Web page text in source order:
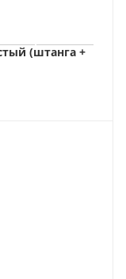
(штанга +